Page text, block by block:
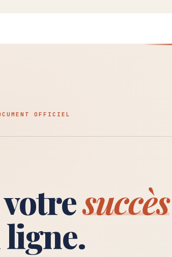
OFFICIEL
votresuccès
ligne.